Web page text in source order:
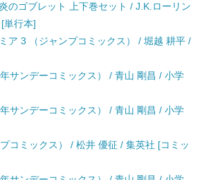
のゴブレット 上下巻セット / J.K.ローリン
単行本]
ア 3 （ジャンプコミックス） / 堀越 耕平 /
サンデーコミックス） / 青山 剛昌 / 小学
サンデーコミックス） / 青山 剛昌 / 小学
コミックス） / 松井 優征 / 集英社 [コミッ